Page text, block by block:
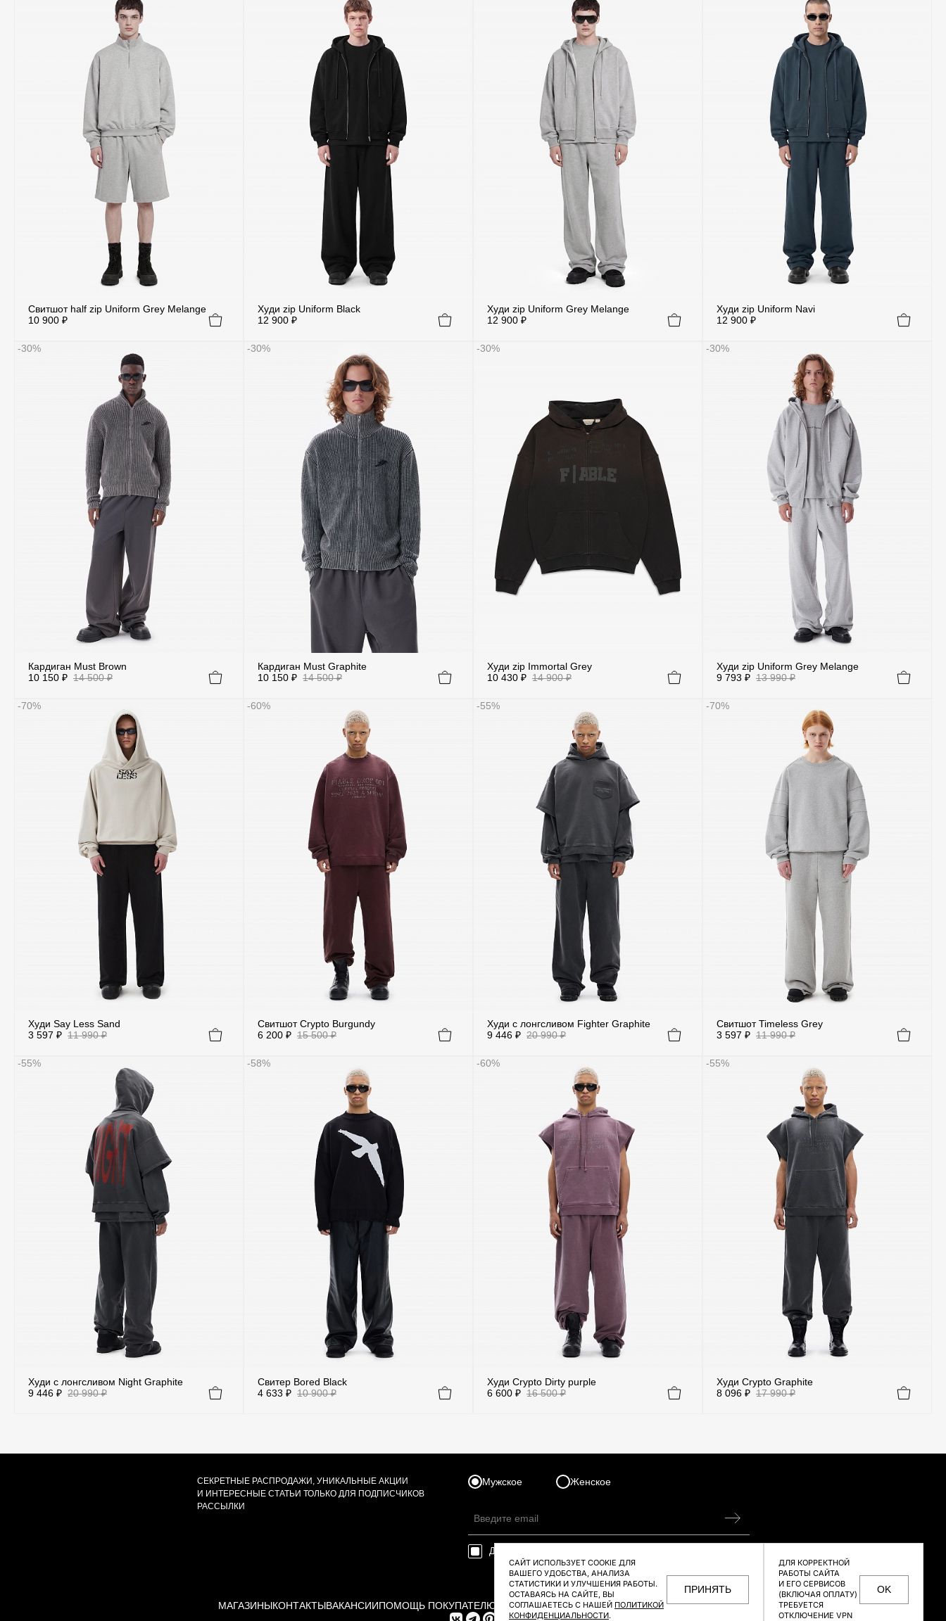
Свитшот half zip Uniform Grey Melange
10 900 ₽
Худи zip Uniform Black
12 900 ₽
Худи zip Uniform Grey Melange
12 900 ₽
Худи zip Uniform Navi
12 900 ₽
-30%
Кардиган Must Brown
10 150 ₽ 14 500 ₽
-30%
Кардиган Must Graphite
10 150 ₽ 14 500 ₽
-30%
Худи zip Immortal Grey
10 430 ₽ 14 900 ₽
-30%
Худи zip Uniform Grey Melange
9 793 ₽ 13 990 ₽
-70%
Худи Say Less Sand
3 597 ₽ 11 990 ₽
-60%
Свитшот Crypto Burgundy
6 200 ₽ 15 500 ₽
-55%
Худи с лонгсливом Fighter Graphite
9 446 ₽ 20 990 ₽
-70%
Свитшот Timeless Grey
3 597 ₽ 11 990 ₽
-55%
Худи с лонгсливом Night Graphite
9 446 ₽ 20 990 ₽
-58%
Свитер Bored Black
4 633 ₽ 10 900 ₽
-60%
Худи Crypto Dirty purple
6 600 ₽ 16 500 ₽
-55%
Худи Crypto Graphite
8 096 ₽ 17 990 ₽
Бордовый Голубой Зеленый
Темно-Серый
S/M
XS/S L/XL
СЕКРЕТНЫЕ РАСПРОДАЖИ, УНИКАЛЬНЫЕ АКЦИИ
И ИНТЕРЕСНЫЕ СТАТЬИ ТОЛЬКО ДЛЯ ПОДПИСЧИКОВ
РАССЫЛКИ
Мужское Женское
Даю согласие на
МАГАЗИНЫКОНТАКТЫВАКАНСИИПОМОЩЬ ПОКУПАТЕЛЮ ОФЕРТА И ПОЛИТИКА КОНФИДЕНЦИАЛЬНОСТИ
САЙТ ИСПОЛЬЗУЕТ COOKIE ДЛЯ
ВАШЕГО УДОБСТВА, АНАЛИЗА
СТАТИСТИКИ И УЛУЧШЕНИЯ РАБОТЫ.
ОСТАВАЯСЬ НА САЙТЕ, ВЫ
СОГЛАШАЕТЕСЬ С НАШЕЙ ПОЛИТИКОЙ
КОНФИДЕНЦИАЛЬНОСТИ.
ПРИНЯТЬ
ДЛЯ КОРРЕКТНОЙ
РАБОТЫ САЙТА
И ЕГО СЕРВИСОВ
(ВКЛЮЧАЯ ОПЛАТУ)
ТРЕБУЕТСЯ
ОТКЛЮЧЕНИЕ VPN
OK